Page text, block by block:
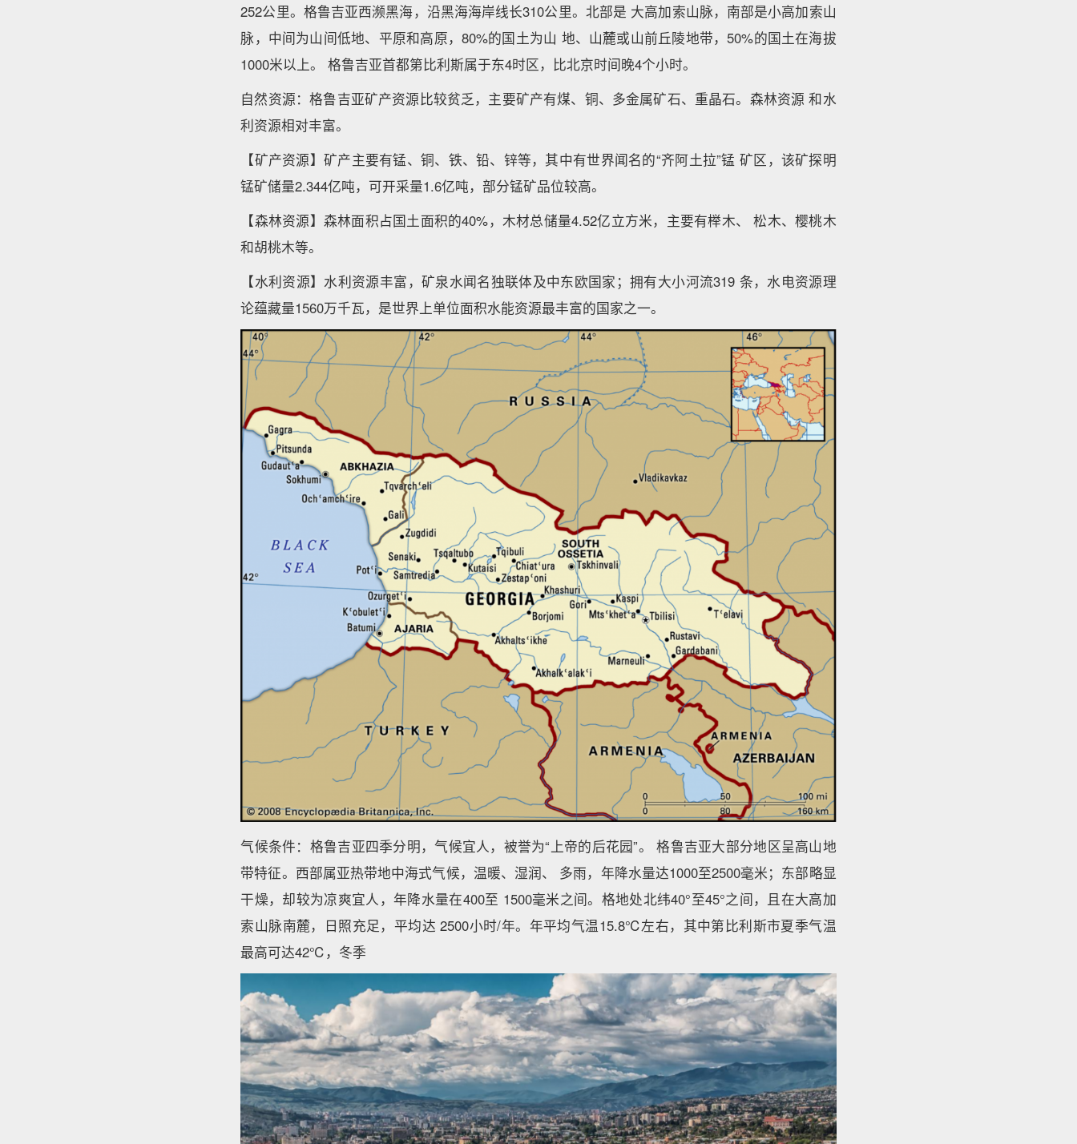
252公里。格鲁吉亚西濒黑海，沿黑海海岸线长310公里。北部是 大高加索山脉，南部是小高加索山
脉，中间为山间低地、平原和高原，80%的国土为山 地、山麓或山前丘陵地带，50%的国土在海拔
1000米以上。 格鲁吉亚首都第比利斯属于东4时区，比北京时间晚4个小时。
自然资源：格鲁吉亚矿产资源比较贫乏，主要矿产有煤、铜、多金属矿石、重晶石。森林资源 和水
利资源相对丰富。
【矿产资源】矿产主要有锰、铜、铁、铅、锌等，其中有世界闻名的“齐阿土拉”锰 矿区，该矿探明
锰矿储量2.344亿吨，可开采量1.6亿吨，部分锰矿品位较高。
【森林资源】森林面积占国土面积的40%，木材总储量4.52亿立方米，主要有榉木、 松木、樱桃木
和胡桃木等。
【水利资源】水利资源丰富，矿泉水闻名独联体及中东欧国家；拥有大小河流319 条，水电资源理
论蕴藏量1560万千瓦，是世界上单位面积水能资源最丰富的国家之一。
气候条件：格鲁吉亚四季分明，气候宜人，被誉为“上帝的后花园”。 格鲁吉亚大部分地区呈高山地
带特征。西部属亚热带地中海式气候，温暖、湿润、 多雨，年降水量达1000至2500毫米；东部略显
干燥，却较为凉爽宜人，年降水量在400至 1500毫米之间。格地处北纬40°至45°之间，且在大高加
索山脉南麓，日照充足，平均达 2500小时/年。年平均气温15.8℃左右，其中第比利斯市夏季气温
最高可达42℃，冬季